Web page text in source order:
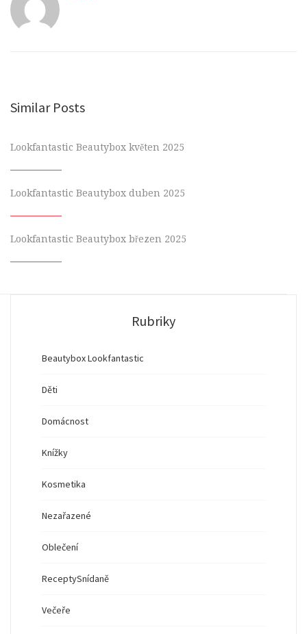
Similar Posts
Lookfantastic Beautybox květen 2025
Lookfantastic Beautybox duben 2025
Lookfantastic Beautybox březen 2025
Rubriky
Beautybox Lookfantastic
Děti
Domácnost
Knížky
Kosmetika
Nezařazené
Oblečení
ReceptySnídaně
Večeře